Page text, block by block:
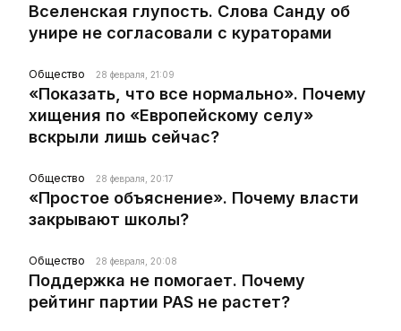
Вселенская глупость. Слова Санду об
унире не согласовали с кураторами
Общество 28 февраля, 21:09
«Показать, что все нормально». Почему
хищения по «Европейскому селу»
вскрыли лишь сейчас?
Общество 28 февраля, 20:17
«Простое объяснение». Почему власти
закрывают школы?
Общество 28 февраля, 20:08
Поддержка не помогает. Почему
рейтинг партии PAS не растет?